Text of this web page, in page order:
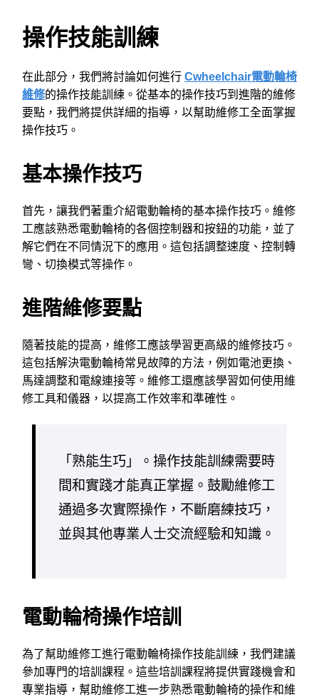
操作技能訓練
在此部分，我們將討論如何進行 Cwheelchair電動輪椅
維修的操作技能訓練。從基本的操作技巧到進階的維修
要點，我們將提供詳細的指導，以幫助維修工全面掌握
操作技巧。
基本操作技巧
首先，讓我們著重介紹電動輪椅的基本操作技巧。維修
工應該熟悉電動輪椅的各個控制器和按鈕的功能，並了
解它們在不同情況下的應用。這包括調整速度、控制轉
彎、切換模式等操作。
進階維修要點
隨著技能的提高，維修工應該學習更高級的維修技巧。
這包括解決電動輪椅常見故障的方法，例如電池更換、
馬達調整和電線連接等。維修工還應該學習如何使用維
修工具和儀器，以提高工作效率和準確性。
「熟能生巧」。操作技能訓練需要時
間和實踐才能真正掌握。鼓勵維修工
通過多次實際操作，不斷磨練技巧，
並與其他專業人士交流經驗和知識。
電動輪椅操作培訓
為了幫助維修工進行電動輪椅操作技能訓練，我們建議
參加專門的培訓課程。這些培訓課程將提供實踐機會和
專業指導，幫助維修工進一步熟悉電動輪椅的操作和維